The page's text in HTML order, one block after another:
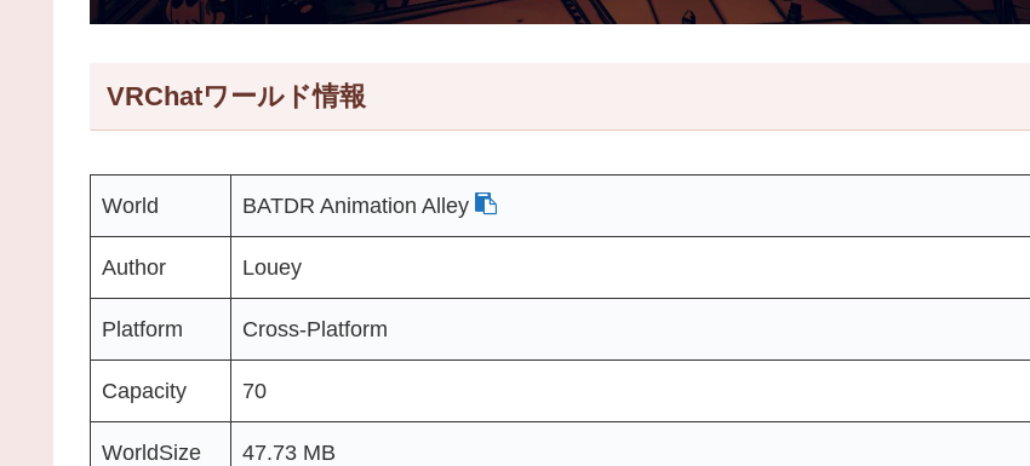
VRChatワールド情報
World BATDR Animation Alley
Author Louey
Platform Cross-Platform
Capacity 70
WorldSize 47.73 MB